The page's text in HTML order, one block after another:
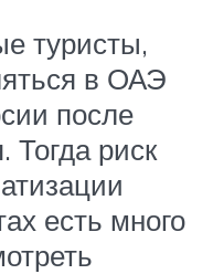
туристы,
в ОАЭ
после
Тогда риск
есть много